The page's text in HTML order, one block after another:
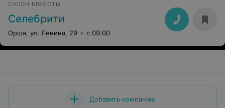
САЛОН КРАСОТЫ
Селебрити
Орша, ул. Ленина, 29 с 09:00
Добавить компанию